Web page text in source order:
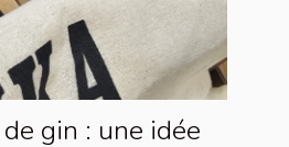
gin : une idée